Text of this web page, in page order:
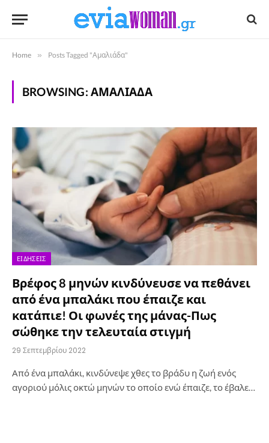
Home » Posts Tagged "Αμαλιάδα"
BROWSING: ΑΜΑΛΙΆΔΑ
ΕΙΔΉΣΕΙΣ
Βρέφος 8 μηνών κινδύνευσε να πεθάνει
από ένα μπαλάκι που έπαιζε και
κατάπιε! Οι φωνές της μάνας-Πως
σώθηκε την τελευταία στιγμή
29 Σεπτεμβρίου 2022
Από ένα μπαλάκι, κινδύνεψε χθες το βράδυ η ζωή ενός
αγοριού μόλις οκτώ μηνών το οποίο ενώ έπαιζε, το έβαλε…